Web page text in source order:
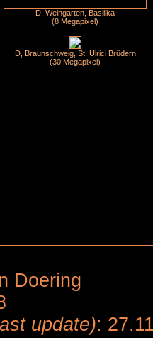
D, Weingarten, Basilika
(8 Megapixel)
D, Braunschweig, St. Ulrici Brüdern
(30 Megapixel)
Doering
update):